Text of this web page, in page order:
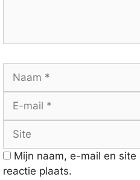
Naam
Mijn naam, e-mail en
reactie plaats.